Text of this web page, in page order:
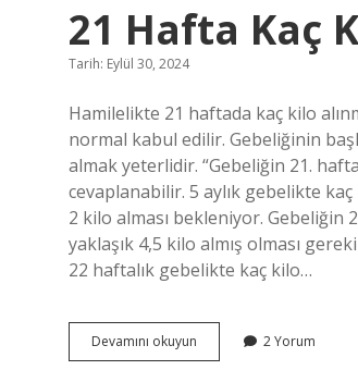
21 Hafta Kaç
Tarih: Eylül 30, 2024
Hamilelikte 21 haftada kaç kilo
normal kabul edilir. Gebeliğinin
almak yeterlidir. “Gebeliğin 21.
cevaplanabilir. 5 aylık gebelikte
2 kilo alması bekleniyor. Gebeliğin
yaklaşık 4,5 kilo almış olması
22 haftalık gebelikte kaç kilo…
Devamını okuyun
Hafta
2 Yorum